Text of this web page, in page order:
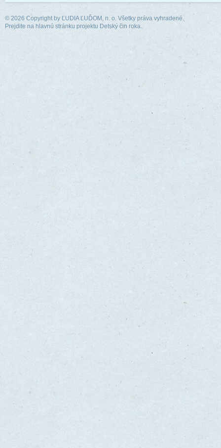
© 2026 Copyright by ĽUDIA ĽUĎOM, n. o. Všetky práva vyhradené.
Prejdite na hlavnú stránku projektu Detský čin roka.